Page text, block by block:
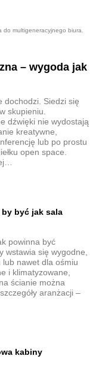
do multigeneracyjnego biura.
– wygoda jak
dochodzi. Siedzi się
skupieniu.
dźwięki nie wydostają
kreatywne,
lub po prostu
open space.
być jak sala
powinna być
wstawia się wygodne,
nawet dla ośmiu
i klimatyzowane,
ścianie można
aranżacji –
kabiny